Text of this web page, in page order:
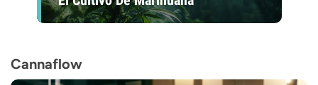
Cannaflow